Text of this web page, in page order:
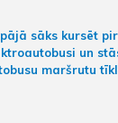
sāks kursēt
un
maršrutu